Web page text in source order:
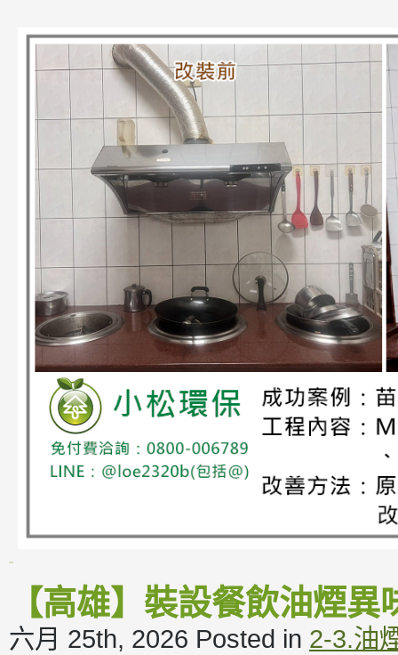
【高雄】裝設餐飲油煙
六月 25th, 2026 Posted in 2-3.油